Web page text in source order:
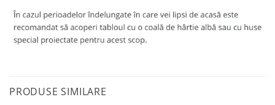
PRODUSE SIMILARE